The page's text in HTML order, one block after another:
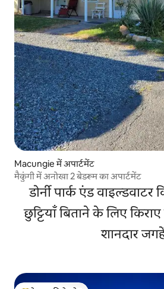
Macungie में अपार्टमेंट
मैकुंगी में अनोखा 2 बेडरूम का अपार्टमेंट
डोर्नी पार्क एंड
छुट्टियाँ बिताने के लिए
शानदार